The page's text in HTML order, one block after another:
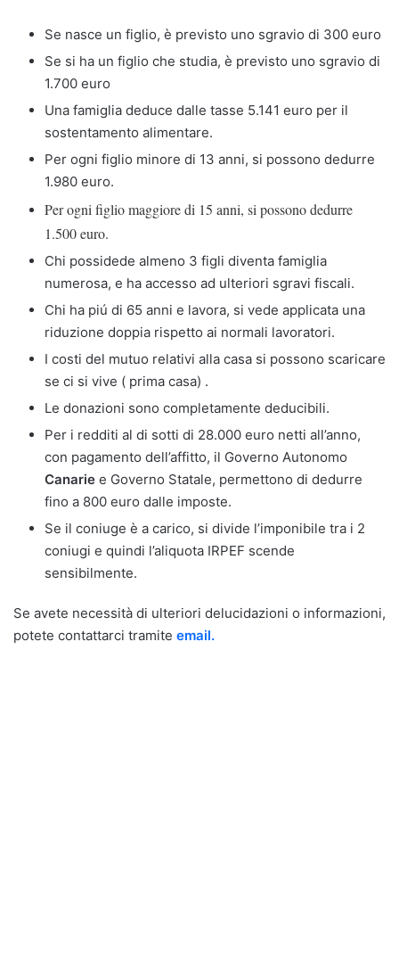
Se nasce un figlio, è previsto uno sgravio di 300 euro
Se si ha un figlio che studia, è previsto uno sgravio di
1.700 euro
Una famiglia deduce dalle tasse 5.141 euro per il
sostentamento alimentare.
Per ogni figlio minore di 13 anni, si possono dedurre
1.980 euro.
Per ogni figlio maggiore di 15 anni, si possono dedurre
1.500 euro.
Chi possidede almeno 3 figli diventa famiglia
numerosa, e ha accesso ad ulteriori sgravi fiscali.
Chi ha piú di 65 anni e lavora, si vede applicata una
riduzione doppia rispetto ai normali lavoratori.
I costi del mutuo relativi alla casa si possono scaricare
se ci si vive ( prima casa) .
Le donazioni sono completamente deducibili.
Per i redditi al di sotti di 28.000 euro netti all’anno,
con pagamento dell’affitto, il Governo Autonomo
Canarie e Governo Statale, permettono di dedurre
fino a 800 euro dalle imposte.
Se il coniuge è a carico, si divide l’imponibile tra i 2
coniugi e quindi l’aliquota IRPEF scende
sensibilmente.
Se avete necessità di ulteriori delucidazioni o informazioni,
potete contattarci tramite email.